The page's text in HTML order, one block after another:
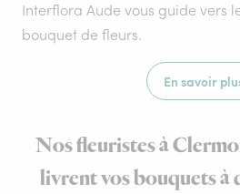
Interflora Aude vous guide vers
bouquet de fleurs.
En savoir
Nos fleuristes à
livrent vos bouquets à